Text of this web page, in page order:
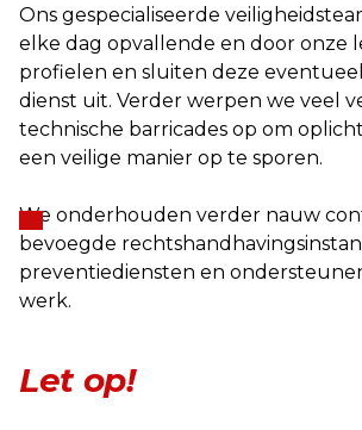
Ons gespecialiseerde
elke dag opvallende en door onze
profielen en sluiten deze
dienst uit. Verder werpen we veel
technische barricades op om
een veilige manier op te sporen.
We onderhouden verder nauw
bevoegde
preventiediensten en
werk.
Let op!